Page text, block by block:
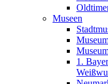
Museen
1.